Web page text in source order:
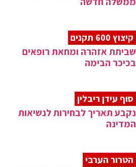
קיצוץ 600 תקנים
שביתת אזהרה ומחאת רופאים
בכיכר הבימה
סוף עידן ריבלין
נקבע תאריך לבחירות לנשיאות
המדינה
הטרור הערבי